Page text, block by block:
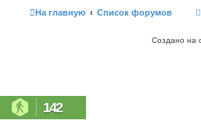
На главную Список форумов
Создано на
142